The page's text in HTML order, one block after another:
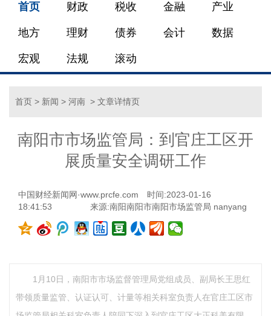
首页 财政 税收 金融 产业
地方 理财 债券 会计 数据
宏观 法规 滚动
首页 > 新闻 > 河南 > 文章详情页
南阳市市场监管局：到官庄工区开
展质量安全调研工作
中国财经新闻网·www.prcfe.com
时间:2023-01-16
18:41:53
来源:南阳南阳市南阳市场监管局 nanyang
1月10日，南阳市市场监督管理局党组成员、副局长王思红
带领质量监管、认证认可、计量等相关科室负责人在官庄工区市